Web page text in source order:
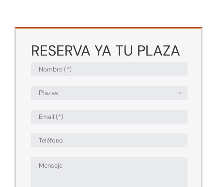
RESERVA YA TU PLAZA
